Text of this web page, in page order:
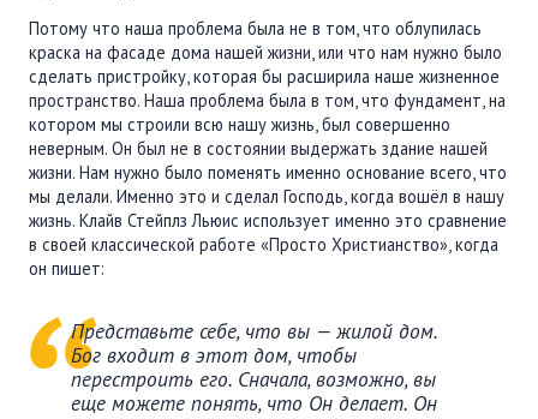
Потому что наша проблема была не в том, что облупилась
краска на фасаде дома нашей жизни, или что нам нужно было
сделать пристройку, которая бы расширила наше жизненное
пространство. Наша проблема была в том, что фундамент, на
котором мы строили всю нашу жизнь, был совершенно
неверным. Он был не в состоянии выдержать здание нашей
жизни. Нам нужно было поменять именно основание всего, что
мы делали. Именно это и сделал Господь, когда вошёл в нашу
жизнь. Клайв Стейплз Льюис использует именно это сравнение
в своей классической работе «Просто Христианство», когда
он пишет:
Представьте себе, что вы — жилой дом.
Бог входит в этот дом, чтобы
перестроить его. Сначала, возможно, вы
еще можете понять, что Он делает. Он